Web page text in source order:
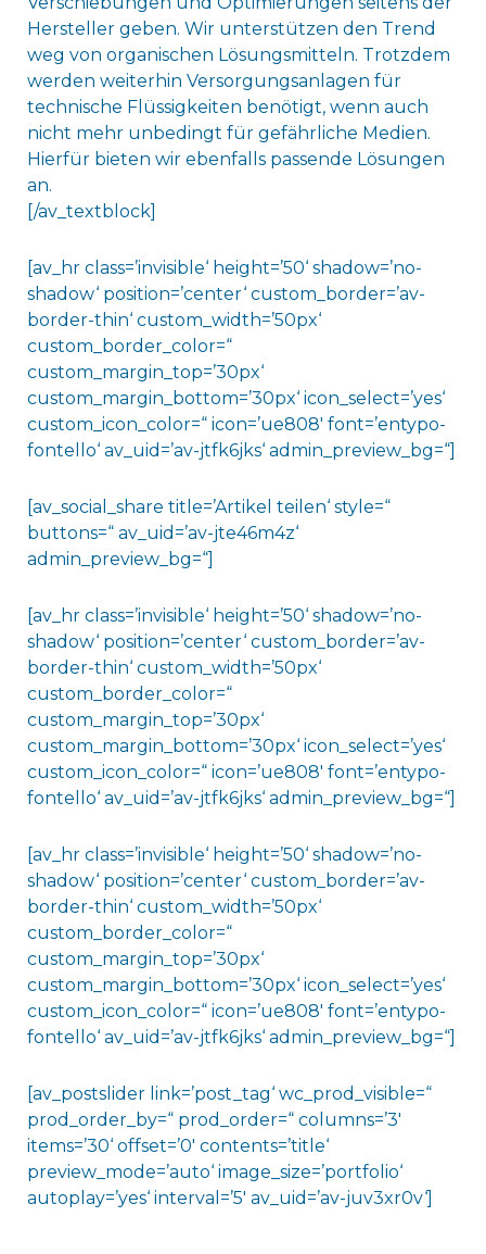
Hersteller geben. Wir unterstützen den Trend
weg von organischen Lösungsmitteln. Trotzdem
werden weiterhin Versorgungsanlagen für
technische Flüssigkeiten benötigt, wenn auch
nicht mehr unbedingt für gefährliche Medien.
Hierfür bieten wir ebenfalls passende Lösungen
an.
[/av_textblock]
[av_hr class=’invisible‘ height=’50‘ shadow=’no-
shadow‘ position=’center‘ custom_border=’av-
border-thin‘ custom_width=’50px‘
custom_border_color=“
custom_margin_top=’30px‘
custom_margin_bottom=’30px‘ icon_select=’yes‘
custom_icon_color=“ icon=’ue808′ font=’entypo-
fontello‘ av_uid=’av-jtfk6jks‘ admin_preview_bg=“]
[av_social_share title=’Artikel teilen‘ style=“
buttons=“ av_uid=’av-jte46m4z‘
admin_preview_bg=“]
[av_hr class=’invisible‘ height=’50‘ shadow=’no-
shadow‘ position=’center‘ custom_border=’av-
border-thin‘ custom_width=’50px‘
custom_border_color=“
custom_margin_top=’30px‘
custom_margin_bottom=’30px‘ icon_select=’yes‘
custom_icon_color=“ icon=’ue808′ font=’entypo-
fontello‘ av_uid=’av-jtfk6jks‘ admin_preview_bg=“]
[av_hr class=’invisible‘ height=’50‘ shadow=’no-
shadow‘ position=’center‘ custom_border=’av-
border-thin‘ custom_width=’50px‘
custom_border_color=“
custom_margin_top=’30px‘
custom_margin_bottom=’30px‘ icon_select=’yes‘
custom_icon_color=“ icon=’ue808′ font=’entypo-
fontello‘ av_uid=’av-jtfk6jks‘ admin_preview_bg=“]
[av_postslider link=’post_tag‘ wc_prod_visible=“
prod_order_by=“ prod_order=“ columns=’3′
items=’30‘ offset=’0′ contents=’title‘
preview_mode=’auto‘ image_size=’portfolio‘
autoplay=’yes‘ interval=’5′ av_uid=’av-juv3xr0v‘]